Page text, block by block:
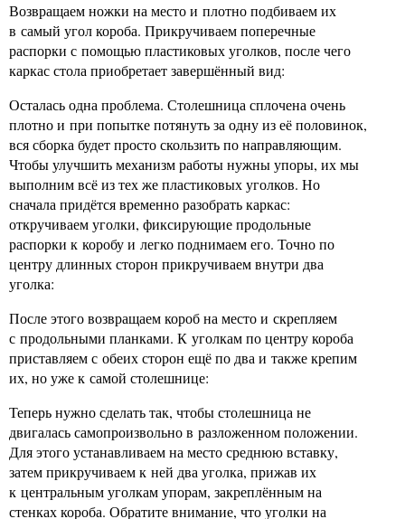
Возвращаем ножки на место и плотно подбиваем их
в самый угол короба. Прикручиваем поперечные
распорки с помощью пластиковых уголков, после чего
каркас стола приобретает завершённый вид:
Осталась одна проблема. Столешница сплочена очень
плотно и при попытке потянуть за одну из её половинок,
вся сборка будет просто скользить по направляющим.
Чтобы улучшить механизм работы нужны упоры, их мы
выполним всё из тех же пластиковых уголков. Но
сначала придётся временно разобрать каркас:
откручиваем уголки, фиксирующие продольные
распорки к коробу и легко поднимаем его. Точно по
центру длинных сторон прикручиваем внутри два
уголка:
После этого возвращаем короб на место и скрепляем
с продольными планками. К уголкам по центру короба
приставляем с обеих сторон ещё по два и также крепим
их, но уже к самой столешнице:
Теперь нужно сделать так, чтобы столешница не
двигалась самопроизвольно в разложенном положении.
Для этого устанавливаем на место среднюю вставку,
затем прикручиваем к ней два уголка, прижав их
к центральным уголкам упорам, закреплённым на
стенках короба. Обратите внимание, что уголки на